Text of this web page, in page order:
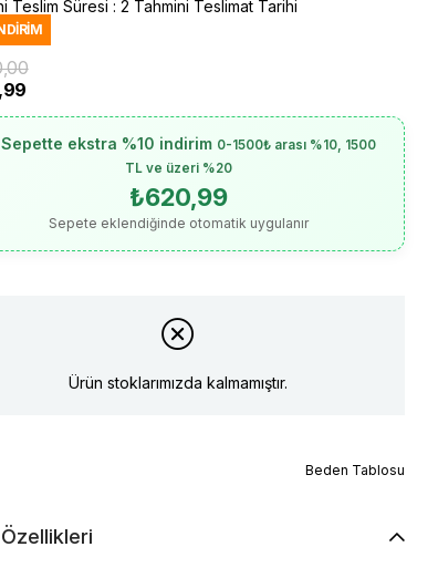
Teslim Süresi : 2 Tahmini Teslimat Tarihi
Sepette ekstra %10 indirim 0-1500₺ arası %10, 1500
TL ve üzeri %20
₺620,99
Sepete eklendiğinde otomatik uygulanır
Ürün stoklarımızda kalmamıştır.
Beden Tablosu